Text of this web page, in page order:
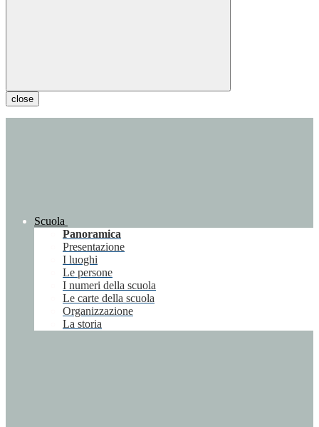
close
Scuola
Panoramica
Presentazione
I luoghi
Le persone
I numeri della scuola
Le carte della scuola
Organizzazione
La storia